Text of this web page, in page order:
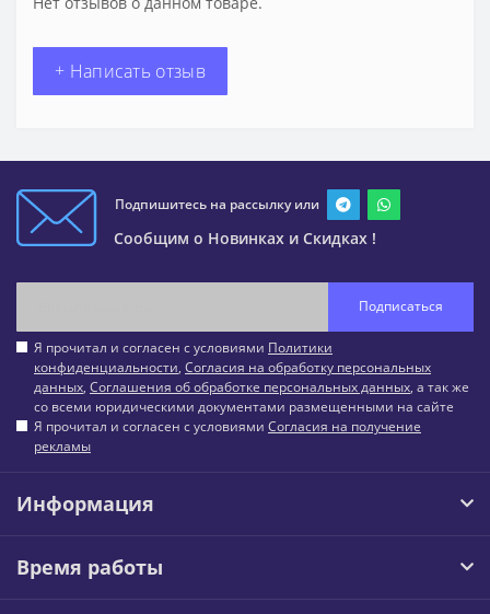
+ Написать отзыв
Подпишитесь на рассылку или
Сообщим о Новинках и Скидках !
Подписаться
Я прочитал и согласен с условиями Политики
конфиденциальности, Согласия на обработку персональных
данных, Соглашения об обработке персональных данных, а так же
со всеми юридическими документами размещенными на сайте
Я прочитал и согласен с условиями Согласия на получение
рекламы
Информация
Время работы